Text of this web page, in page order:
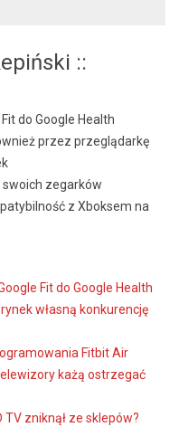
::
do Google Health
przez przeglądarkę
zegarków
z Xboksem na
Fit do Google Health
własną konkurencję
Fitbit Air
każą ostrzegać
TV zniknął ze sklepów?